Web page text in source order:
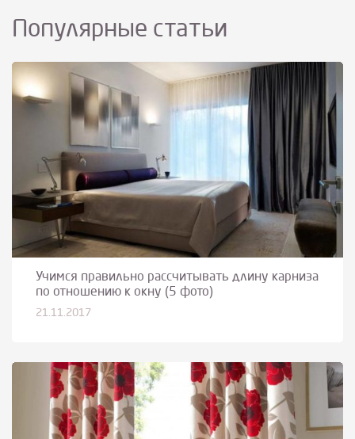
Популярные статьи
Учимся правильно рассчитывать длину карниза
по отношению к окну (5 фото)
21.11.2017